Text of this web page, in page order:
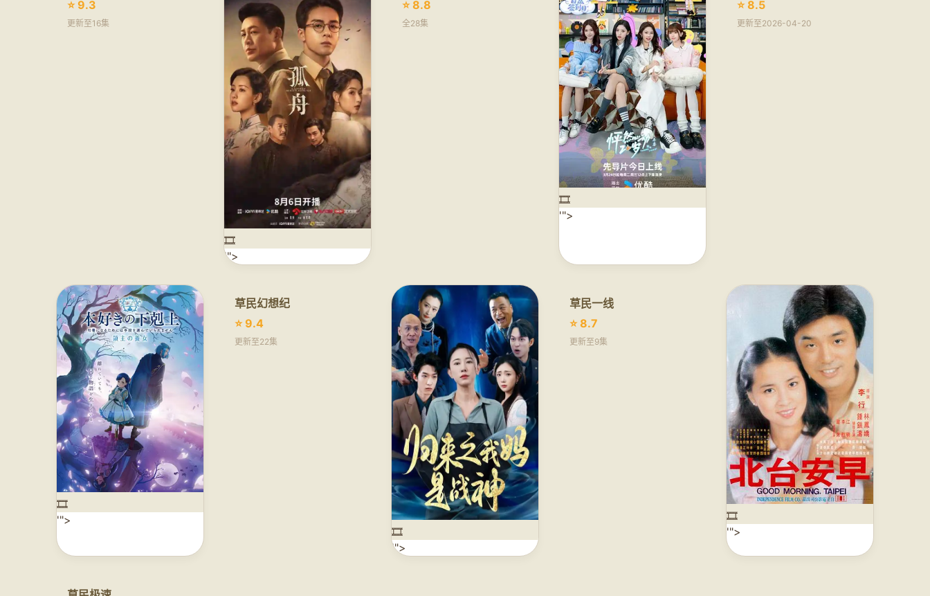
⭐ 9.3
更新至16集
🎞️
'">
⭐ 8.8
全28集
🎞️
'">
⭐ 8.5
更新至2026-04-20
🎞️
'">
草民幻想纪
⭐ 9.4
更新至22集
🎞️
'">
草民一线
⭐ 8.7
更新至9集
🎞️
'">